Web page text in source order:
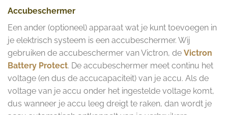
Accubeschermer
Een ander (optioneel) apparaat wat je kunt toevoegen in
je elektrisch systeem is een accubeschermer. Wij
gebruiken de accubeschermer van Victron, de Victron
Battery Protect. De accubeschermer meet continu het
voltage (en dus de accucapaciteit) van je accu. Als de
voltage van je accu onder het ingestelde voltage komt,
dus wanneer je accu leeg dreigt te raken, dan wordt je